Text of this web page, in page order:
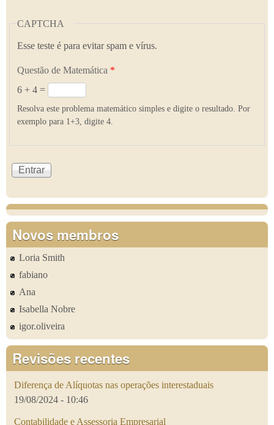
CAPTCHA
Esse teste é para evitar spam e vírus.
Questão de Matemática *
6 + 4 =
Resolva este problema matemático simples e digite o resultado. Por
exemplo para 1+3, digite 4.
Novos membros
Loria Smith
fabiano
Ana
Isabella Nobre
igor.oliveira
Revisões recentes
Diferença de Alíquotas nas operações interestaduais
19/08/2024 - 10:46
Contabilidade e Assessoria Empresarial